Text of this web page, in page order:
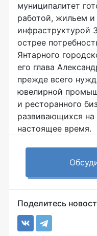
муниципалитет
работой, жильем
инфраструктурой
острее
Янтарного
его глава
прежде всего
ювелирной
и ресторанного
развивающихся на
настоящее время.
Поделитесь